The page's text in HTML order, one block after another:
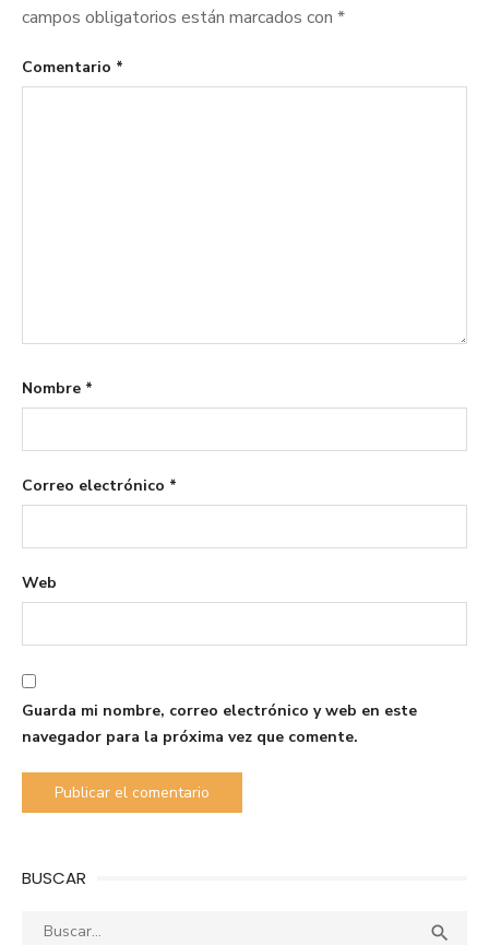
campos obligatorios están marcados con *
Comentario *
Nombre *
Correo electrónico *
Web
Guarda mi nombre, correo electrónico y web en este
navegador para la próxima vez que comente.
BUSCAR
Buscar: 